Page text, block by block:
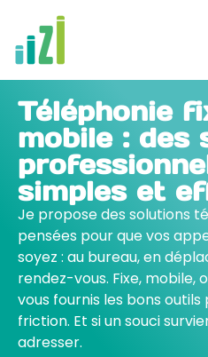
Téléphonie
mobile : des
simples et
Je propose des solutions
pensées pour que vos
soyez : au bureau, en
rendez-vous. Fixe, mobile,
vous fournis les bons
friction. Et si un souci
adresser.